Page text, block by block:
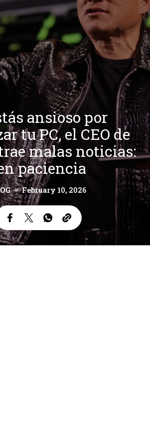
ansioso por
tu PC, el CEO de
malas noticias:
paciencia
February 10, 2026